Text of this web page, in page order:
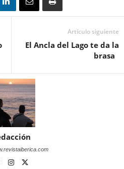
Artículo siguiente
El Ancla del Lago te da la
brasa